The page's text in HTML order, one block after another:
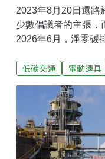
2023年8月20日還路
少數倡議者的主張，
2026年6月，淨零碳
運輸轉型已經開始
候行動網絡」與「
灣交通政策未來轉
書，檢視台灣當前面
續運輸十年 台灣運
2035年，是聯合國
低碳交通 電動運具